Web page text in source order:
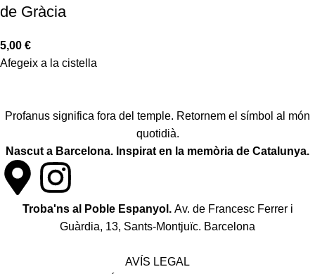
de Gràcia
5,00 €
Afegeix a la cistella
Profanus significa fora del temple. Retornem el símbol al món
quotidià.
Nascut a Barcelona. Inspirat en la memòria de Catalunya.
Troba'ns al Poble Espanyol. Av. de Francesc Ferrer i
Guàrdia, 13, Sants-Montjuïc. Barcelona
AVÍS LEGAL